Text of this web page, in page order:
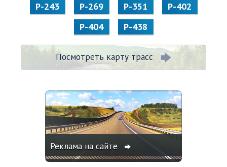
Р-243
Р-269 Р-351
Р-402
Р-404
Р-438
Посмотреть карту трасс
Реклама на сайте